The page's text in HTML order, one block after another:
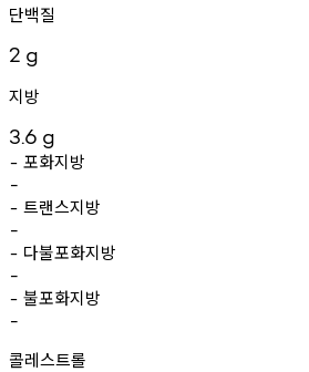
단백질
2 g
지방
3.6 g
- 포화지방
-
- 트랜스지방
-
- 다불포화지방
-
- 불포화지방
-
콜레스트롤